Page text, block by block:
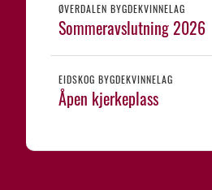
ØVERDALEN BYGDEKVINNELAG
Sommeravslutning 2026
EIDSKOG BYGDEKVINNELAG
Åpen kjerkeplass